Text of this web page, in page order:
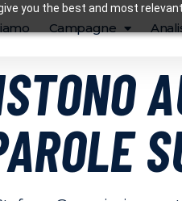
you the best and most
Campagne